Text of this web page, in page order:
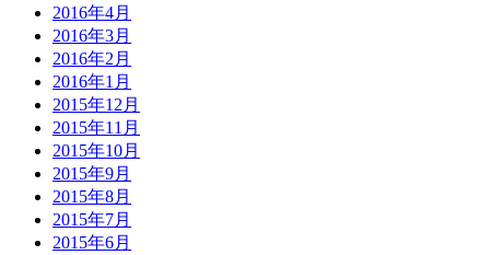
2016年4月
2016年3月
2016年2月
2016年1月
2015年12月
2015年11月
2015年10月
2015年9月
2015年8月
2015年7月
2015年6月